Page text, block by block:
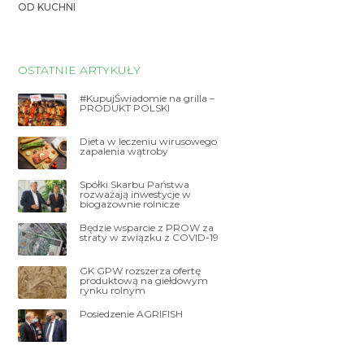
OD KUCHNI
OSTATNIE ARTYKUŁY
#KupujŚwiadomie na grilla –
PRODUKT POLSKI
Dieta w leczeniu wirusowego
zapalenia wątroby
Spółki Skarbu Państwa
rozważają inwestycje w
biogazownie rolnicze
Będzie wsparcie z PROW za
straty w związku z COVID-19
GK GPW rozszerza ofertę
produktową na giełdowym
rynku rolnym
Posiedzenie AGRIFISH